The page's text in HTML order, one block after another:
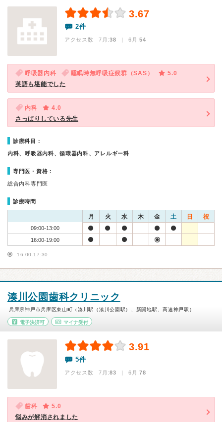
3.67
2件
アクセス数 7月:38 | 6月:54
呼吸器内科 睡眠時無呼吸症候群（SAS）
5.0
英語も堪能でした
内科
4.0
さっぱりしている先生
診療科目：
内科、呼吸器内科、循環器内科、アレルギー科
専門医・資格：
総合内科専門医
診療時間
月 火 水 木 金 土 日 祝
09:00-13:00
16:00-19:00
16:00-17:30
湊川公園歯科クリニック
兵庫県神戸市兵庫区東山町（湊川駅（湊川公園駅）、新開地駅、高速神戸駅）
電子決済可 マイナ受付
3.91
5件
アクセス数 7月:83 | 6月:78
歯科
5.0
悩みが解消されました